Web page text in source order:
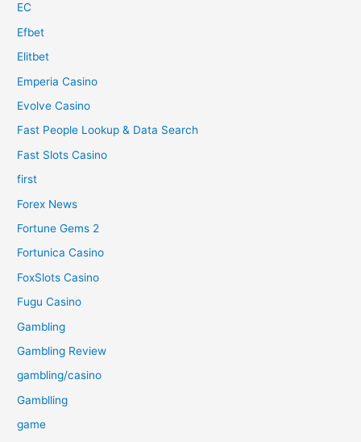
EC
Efbet
Elitbet
Emperia Casino
Evolve Casino
Fast People Lookup & Data Search
Fast Slots Casino
first
Forex News
Fortune Gems 2
Fortunica Casino
FoxSlots Casino
Fugu Casino
Gambling
Gambling Review
gambling/casino
Gamblling
game